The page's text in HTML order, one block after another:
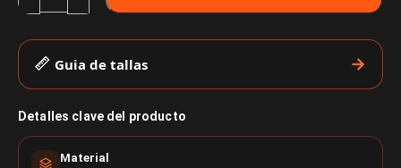
Guia de tallas
Detalles clave del producto
Material